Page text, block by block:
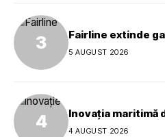
Fairline extinde
5 AUGUST 2026
Inovația maritimă
4 AUGUST 2026